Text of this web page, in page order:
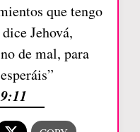
que tengo
Jehová,
de mal, para